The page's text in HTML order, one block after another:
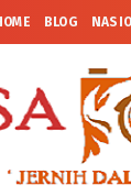
BLOG